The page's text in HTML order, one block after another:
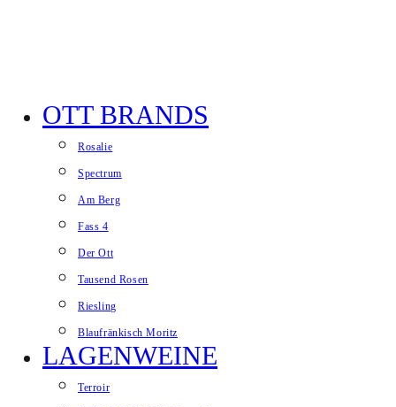
Website-Menü anzeigen
OTT BRANDS
Rosalie
Spectrum
Am Berg
Fass 4
Der Ott
Tausend Rosen
Riesling
Blaufränkisch Moritz
LAGENWEINE
Terroir